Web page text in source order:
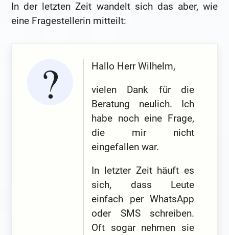
In der letzten Zeit wandelt sich das aber, wie
eine Fragestellerin mitteilt:
Hallo Herr Wilhelm,
vielen Dank für die
Beratung neulich. Ich
habe noch eine Frage,
die mir nicht
eingefallen war.
In letzter Zeit häuft es
sich, dass Leute
einfach per WhatsApp
oder SMS schreiben.
Oft sogar nehmen sie